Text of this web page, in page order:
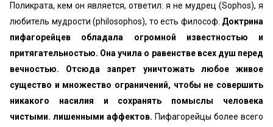
Поликрата, кем он является, ответил: я не мудрец (Sophos), я
любитель мудрости (philosophos), то есть философ. Доктрина
пифагорейцев обладала огромной известностью и
притягательностью. Она учила о равенстве всех душ перед
вечностью. Отсюда запрет уничтожать любое живое
существо и множество ограничений, чтобы не совершить
никакого насилия и сохранять помыслы человека
чистыми. лишенными аффектов. Пифагорейцы более всего